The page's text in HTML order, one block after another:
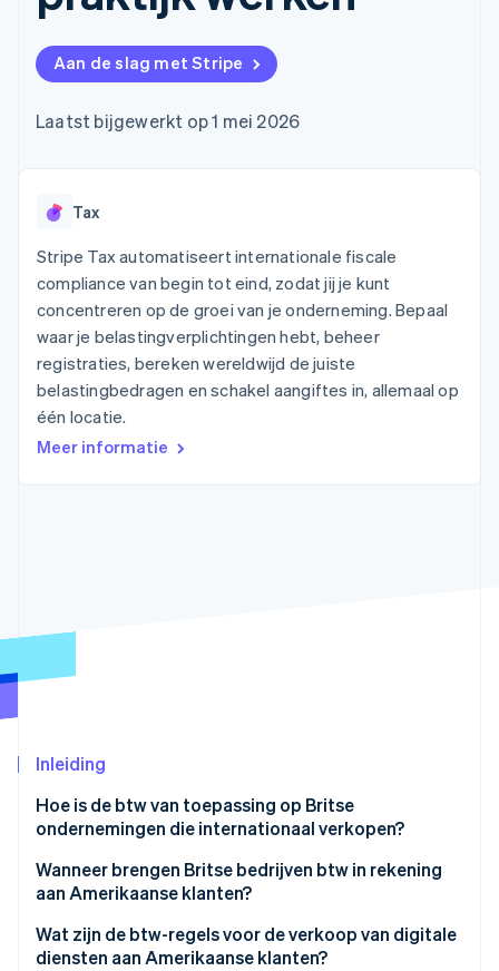
Toegang tot meer
Terminal
Fysieke betalingen
Authorization
Optimaliseer de
Link
Financial
Data gekoppelde
rekeningen
Data Pipeline
Meer
Product roadmap
Ontdek wat er in het verschiet ligt
Radar
Online identiteitsverificatie
Nu bekijken
Marktplaatsen
Platforms
SaaS
Per branche
Gaming
Horeca, reizen en vrije
tijd
Verzekering
Media en entertainment
Non-profitorganisaties
Publieke sector
bieden
Betaalkaarten uitgeven
worden gedekt
Diensten voorzien en
Bronnen
App-integraties
Voorbeelden van code
Developerblog
API-status
Bedrijf
Productroadmap
Jaarlijks congres
Vacatures
Stripe Newsroom
Neem contact op
Partner worden
Aan de slag met Stripe
Laatst bijgewerkt op 1 mei 2026
Tax
Stripe Tax automatiseert internationale fiscale
compliance van begin tot eind, zodat jij je kunt
concentreren op de groei van je onderneming. Bepaal
waar je belastingverplichtingen hebt, beheer
registraties, bereken wereldwijd de juiste
belastingbedragen en schakel aangiftes in, allemaal op
één locatie.
Meer informatie
Inleiding
Hoe is de btw van toepassing op Britse
ondernemingen die internationaal verkopen?
Wanneer brengen Britse bedrijven btw in rekening
aan Amerikaanse klanten?
Verzending van fysieke goederen
Wat zijn de btw-regels voor de verkoop van digitale
diensten aan Amerikaanse klanten?